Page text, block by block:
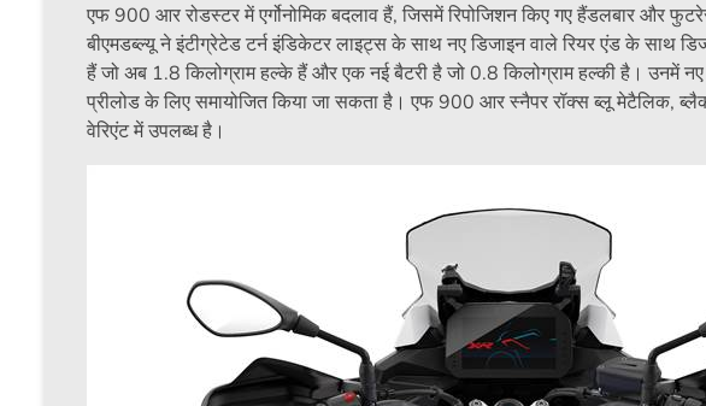
एफ 900 आर रोडस्टर में एर्गोनोमिक बदलाव हैं, जिसमें रिपोजिशन किए गए हैंडलबार और
बीएमडब्ल्यू ने इंटीग्रेटेड टर्न इंडिकेटर लाइट्स के साथ नए डिजाइन वाले रियर एंड के साथ
हैं जो अब 1.8 किलोग्राम हल्के हैं और एक नई बैटरी है जो 0.8 किलोग्राम हल्की है। उनमें
प्रीलोड के लिए समायोजित किया जा सकता है। एफ 900 आर स्नैपर रॉक्स ब्लू मेटैलिक,
वेरिएंट में उपलब्ध है।